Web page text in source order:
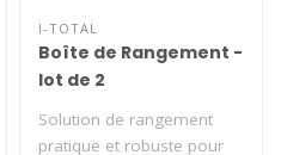
I-TOTAL
Boîte de Rangement -
lot de 2
Solution de rangement
pratique et robuste pour